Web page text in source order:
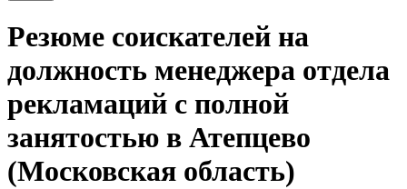
Резюме соискателей на
должность менеджера отдела
рекламаций с полной
занятостью в Атепцево
(Московская область)